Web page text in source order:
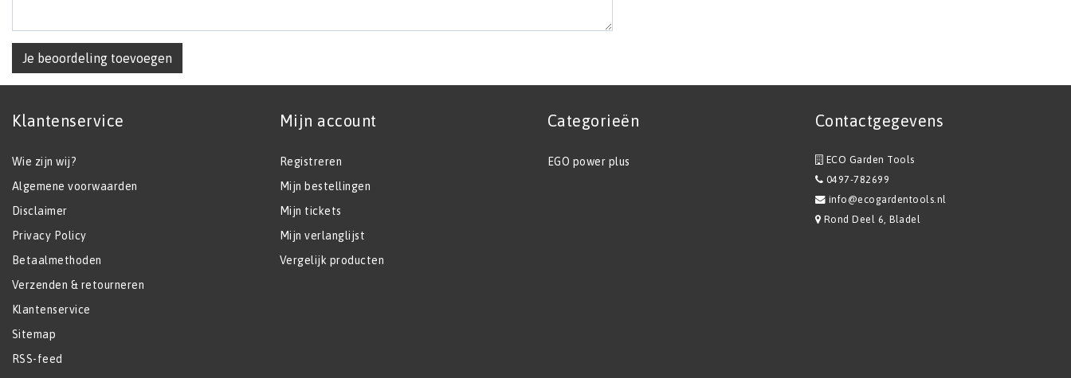
Je beoordeling toevoegen
Klantenservice
Wie zijn wij?
Algemene voorwaarden
Disclaimer
Privacy Policy
Betaalmethoden
Verzenden & retourneren
Klantenservice
Sitemap
RSS-feed
Mijn account
Registreren
Mijn bestellingen
Mijn tickets
Mijn verlanglijst
Vergelijk producten
Categorieën
EGO power plus
Contactgegevens
ECO Garden Tools
0497-782699
info@ecogardentools.nl
Rond Deel 6, Bladel